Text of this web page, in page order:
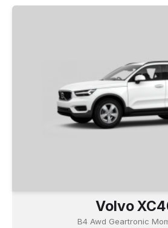
Volvo
B4 Awd Geartronic